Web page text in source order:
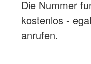
Die Nummer
kostenlos -
anrufen.